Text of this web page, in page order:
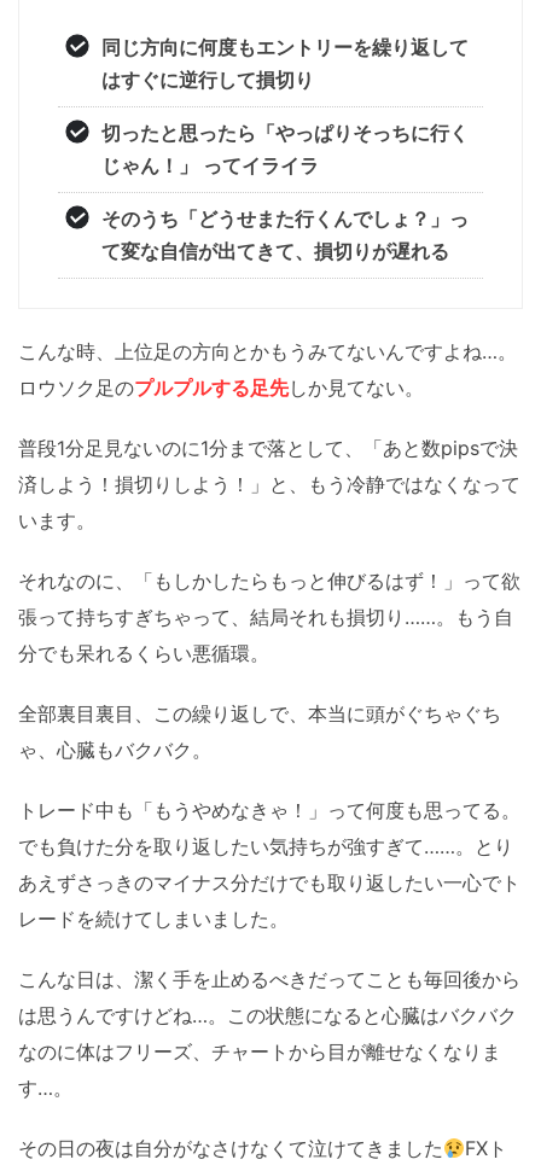
同じ方向に何度もエントリーを繰り返して
はすぐに逆行して損切り
切ったと思ったら「やっぱりそっちに行く
じゃん！」 ってイライラ
そのうち「どうせまた行くんでしょ？」っ
て変な自信が出てきて、損切りが遅れる
こんな時、上位足の方向とかもうみてないんですよね…。
ロウソク足のプルプルする足先しか見てない。
普段1分足見ないのに1分まで落として、「あと数pipsで決
済しよう！損切りしよう！」と、もう冷静ではなくなって
います。
それなのに、「もしかしたらもっと伸びるはず！」って欲
張って持ちすぎちゃって、結局それも損切り……。もう自
分でも呆れるくらい悪循環。
全部裏目裏目、この繰り返しで、本当に頭がぐちゃぐち
ゃ、心臓もバクバク。
トレード中も「もうやめなきゃ！」って何度も思ってる。
でも負けた分を取り返したい気持ちが強すぎて……。とり
あえずさっきのマイナス分だけでも取り返したい一心でト
レードを続けてしまいました。
こんな日は、潔く手を止めるべきだってことも毎回後から
は思うんですけどね…。この状態になると心臓はバクバク
なのに体はフリーズ、チャートから目が離せなくなりま
す…。
その日の夜は自分がなさけなくて泣けてきました
FXト